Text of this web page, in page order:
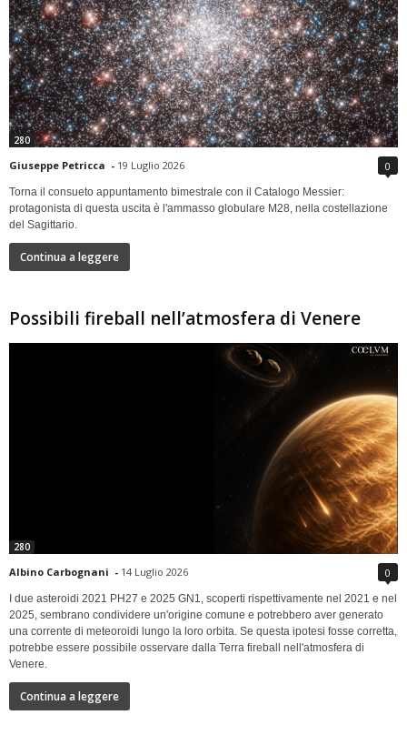
280
Giuseppe Petricca - 19 Luglio 2026 0
Torna il consueto appuntamento bimestrale con il Catalogo Messier:
protagonista di questa uscita è l'ammasso globulare M28, nella costellazione
del Sagittario.
Continua a leggere
Possibili fireball nell’atmosfera di Venere
280
Albino Carbognani - 14 Luglio 2026 0
I due asteroidi 2021 PH27 e 2025 GN1, scoperti rispettivamente nel 2021 e nel
2025, sembrano condividere un'origine comune e potrebbero aver generato
una corrente di meteoroidi lungo la loro orbita. Se questa ipotesi fosse corretta,
potrebbe essere possibile osservare dalla Terra fireball nell'atmosfera di
Venere.
Continua a leggere